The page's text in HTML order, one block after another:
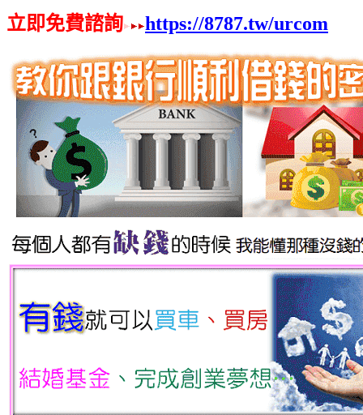
立即免費諮詢 https://8787.tw/urcom